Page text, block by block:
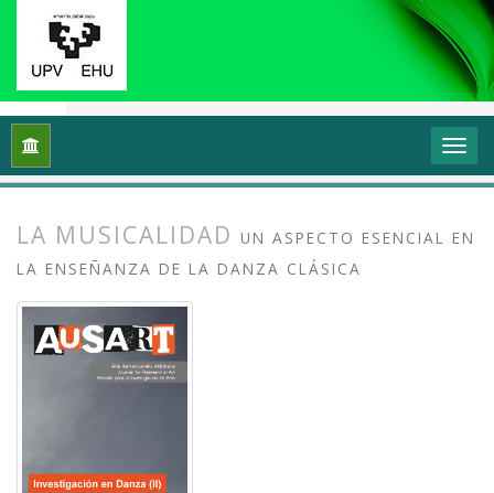
Inicio Vol. 7 Núm. 1 (2019): Investigación en danza
LA MUSICALIDAD UN ASPECTO ESENCIAL EN
LA ENSEÑANZA DE LA DANZA CLÁSICA